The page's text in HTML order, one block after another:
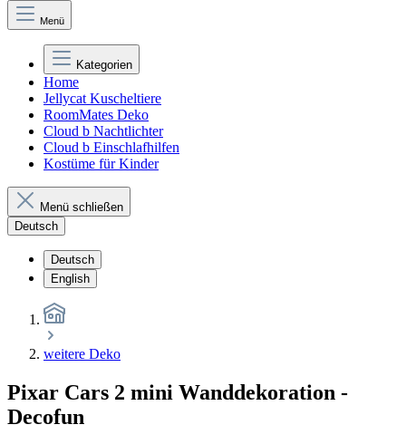
Menü
Kategorien
Home
Jellycat Kuscheltiere
RoomMates Deko
Cloud b Nachtlichter
Cloud b Einschlafhilfen
Kostüme für Kinder
Menü schließen
Deutsch
Deutsch
English
weitere Deko
Pixar Cars 2 mini Wanddekoration -
Decofun